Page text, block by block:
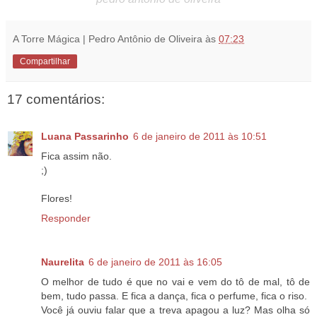
A Torre Mágica | Pedro Antônio de Oliveira às 07:23
Compartilhar
17 comentários:
Luana Passarinho 6 de janeiro de 2011 às 10:51
Fica assim não.
;)
Flores!
Responder
Naurelita 6 de janeiro de 2011 às 16:05
O melhor de tudo é que no vai e vem do tô de mal, tô de
bem, tudo passa. E fica a dança, fica o perfume, fica o riso.
Você já ouviu falar que a treva apagou a luz? Mas olha só